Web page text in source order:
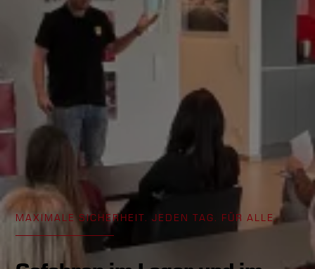
MAXIMALE SICHERHEIT. JEDEN TAG. FÜR ALLE.